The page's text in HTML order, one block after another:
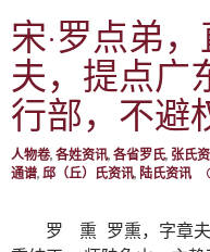
宋·罗点弟
夫，提点广
行部，不
人物卷, 各姓资讯, 各省罗氏, 张氏
通谱, 邱（丘）氏资讯, 陆氏资讯
罗 熏 罗熏，字章夫